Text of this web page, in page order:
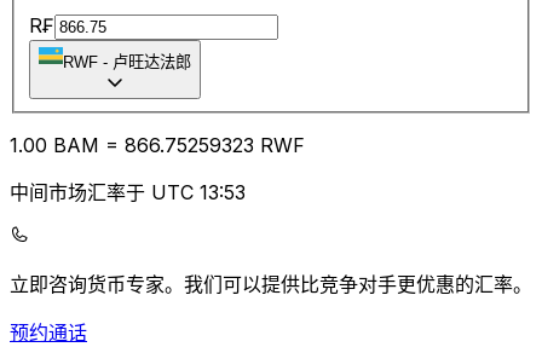
R₣
RWF - 卢旺达法郎
1.00 BAM = 866.75259323 RWF
中间市场汇率于 UTC 13:53
立即咨询货币专家。 我们可以提供比竞争对手更优惠的汇率。
预约通话